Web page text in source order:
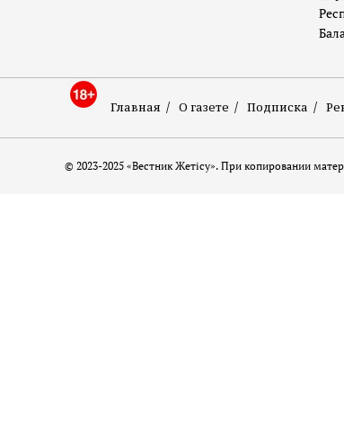
Главная О газете Подписка
© 2023-2025 «Вестник Жетісу». При копировании